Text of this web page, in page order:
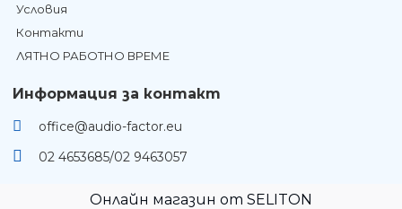
Условия
Контакти
ЛЯТНО РАБОТНО ВРЕМЕ
Информация за контакт
office@audio-factor.eu
02 4653685/02 9463057
Онлайн магазин от SELITON